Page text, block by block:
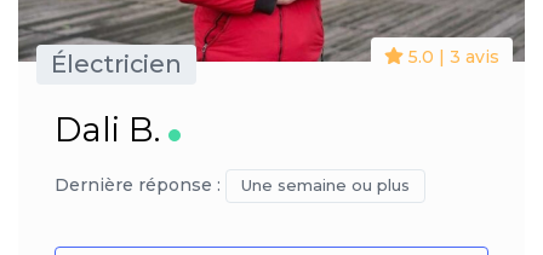
5.0 | 3 avis
Électricien
Dali B.
Dernière réponse : Une semaine ou plus